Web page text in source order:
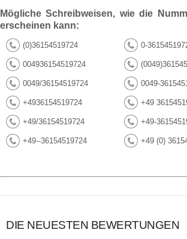
Mögliche Schreibweisen, wie die
erscheinen kann:
(0)36154519724 0-
004936154519724
0049/36154519724 0049-
+4936154519724 +49
+49/36154519724 +49-
+49--36154519724 +49 (0)
DIE NEUESTEN BEWERTUNGEN